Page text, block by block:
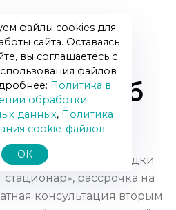
и
об
обсуждать цену: скидки
рассрочка на
консультация вторым
файлы cookies для
сайта. Оставаясь
вы соглашаетесь с
файлов
Политика в
обработки
данных, Политика
сookie-файлов.
ОК